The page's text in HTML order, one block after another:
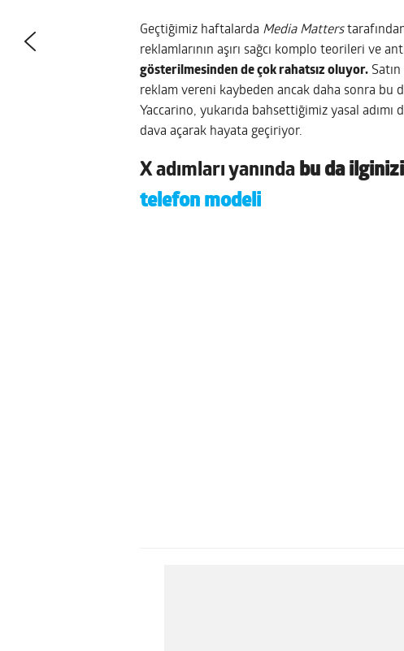
Geçtiğimiz haftalarda Media Matters
reklamlarının aşırı sağcı komplo teorileri ve
gösterilmesinden de çok rahatsız oluyor.
reklam vereni kaybeden ancak daha sonra bu
Yaccarino, yukarıda bahsettiğimiz yasal
dava açarak hayata geçiriyor.
X adımları yanında bu da
telefon modeli